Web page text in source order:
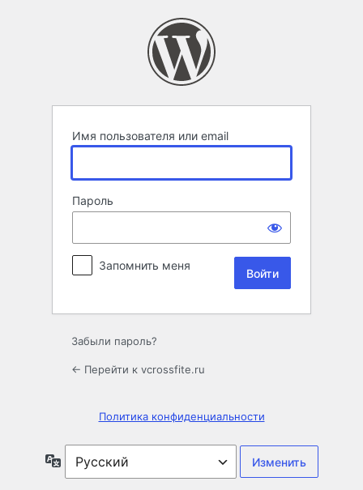
Имя пользователя или email
Пароль
Запомнить меня
Забыли пароль?
← Перейти к vcrossfite.ru
Политика конфиденциальности
Язык